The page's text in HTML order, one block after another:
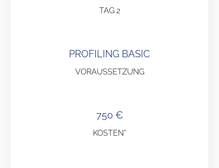
TAG 2
PROFILING BASIC
VORAUSSETZUNG
750 €
KOSTEN*